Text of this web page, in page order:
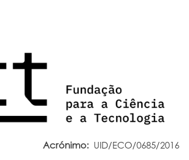
Acrónimo: UID/ECO/0685/2016